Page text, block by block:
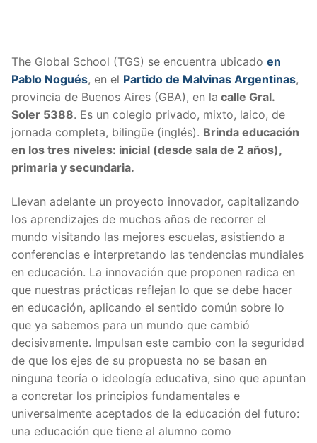
The Global School (TGS) se encuentra ubicado en
Pablo Nogués, en el Partido de Malvinas Argentinas,
provincia de Buenos Aires (GBA), en la calle Gral.
Soler 5388. Es un colegio privado, mixto, laico, de
jornada completa, bilingüe (inglés). Brinda educación
en los tres niveles: inicial (desde sala de 2 años),
primaria y secundaria.
Llevan adelante un proyecto innovador, capitalizando
los aprendizajes de muchos años de recorrer el
mundo visitando las mejores escuelas, asistiendo a
conferencias e interpretando las tendencias mundiales
en educación. La innovación que proponen radica en
que nuestras prácticas reflejan lo que se debe hacer
en educación, aplicando el sentido común sobre lo
que ya sabemos para un mundo que cambió
decisivamente. Impulsan este cambio con la seguridad
de que los ejes de su propuesta no se basan en
ninguna teoría o ideología educativa, sino que apuntan
a concretar los principios fundamentales e
universalmente aceptados de la educación del futuro:
una educación que tiene al alumno como